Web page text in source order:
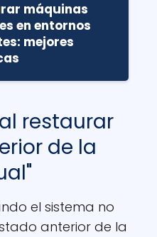
máquinas
en entornos
mejores
restaurar
de la
el sistema no
anterior de la